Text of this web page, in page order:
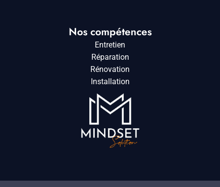
Nos compétences
Entretien
Réparation
Rénovation
Installation